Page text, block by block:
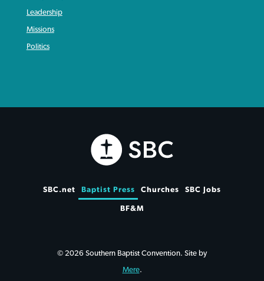
Leadership
Missions
Politics
SBC.net Baptist Press Churches SBC Jobs
BF&M
© 2026 Southern Baptist Convention. Site by
Mere.